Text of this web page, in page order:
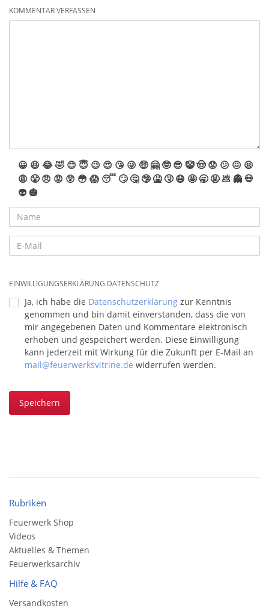
KOMMENTAR VERFASSEN
😀 😆 😂🤣 😊 😇 😉 😍 😘 😜 🤑 🤗 🤓 😎 🤡🤠 😟 😕 😖 😫
😩 😤 😠 😡 😲 😳 😱 😴 🙄 🤔 🤥 🤮 🤧 😷 🤩 🥱 🤬 💩 👻 💀
👽 🎃
EINWILLIGUNGSERKLÄRUNG DATENSCHUTZ
Ja, ich habe die Datenschutzerklärung zur Kenntnis
genommen und bin damit einverstanden, dass die von
mir angegebenen Daten und Kommentare elektronisch
erhoben und gespeichert werden. Diese Einwilligung
kann jederzeit mit Wirkung für die Zukunft per E-Mail an
mail@feuerwerksvitrine.de widerrufen werden.
Speichern
Rubriken
Feuerwerk Shop
Videos
Aktuelles & Themen
Feuerwerksarchiv
Hilfe & FAQ
Versandkosten